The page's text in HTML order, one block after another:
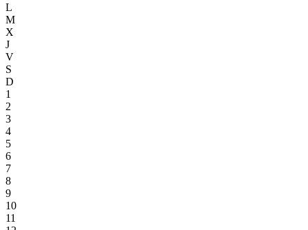
L
M
X
J
V
S
D
1
2
3
4
5
6
7
8
9
10
11